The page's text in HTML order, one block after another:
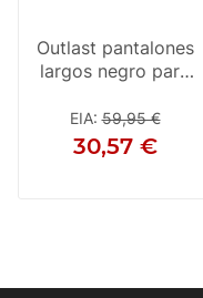
Outlast pantalones
largos negro para
EIA:59,95 €
30,57 €